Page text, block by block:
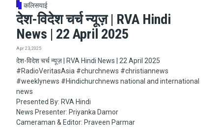
कलिसयाई
देश-विदेश चर्च न्यूज़ | RVA Hindi
News | 22 April 2025
Apr 23, 2025
देश-विदेश चर्च न्यूज़ | RVA Hindi News | 22 April 2025
#RadioVeritasAsia​​​​​ #churchnews​​​​​ #christiannews​​​​​
#weeklynews​ #Hindichurchnews national and international
news
Presented By: RVA Hindi
News Presenter: Priyanka Damor
Cameraman & Editor: Praveen Parmar